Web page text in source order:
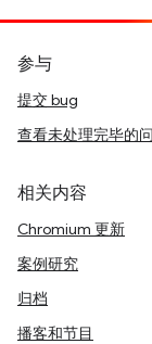
参与
提交 bug
查看未处理完毕的
相关内容
Chromium 更新
案例研究
归档
播客和节目